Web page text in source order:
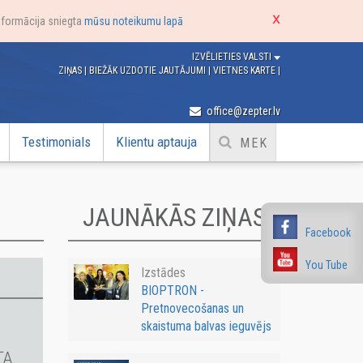
sniegta mūsu noteikumu lapā
Facebook
You Tube
IZVĒLIETIES VALSTI
ZIŅAS | BIEŽĀK UZDOTIE JAUTĀJUMI | VIETNES KARTE |
office@zepter.lv
Testimonials Klientu aptauja
JAUNĀKĀS ZIŅAS
Izstādes
BIOPTRON -
Pretnovecošanas un
skaistuma balvas ieguvējs